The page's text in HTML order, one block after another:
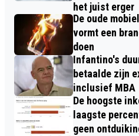
het juist erger
De oude
vormt een
doen
Infantino's
betaalde zijn
inclusief MBA
De hoogste
laagste
geen